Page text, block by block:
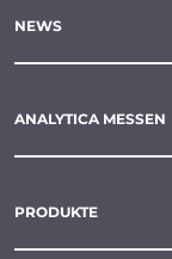
NEWS
ANALYTICA MESSEN
PRODUKTE